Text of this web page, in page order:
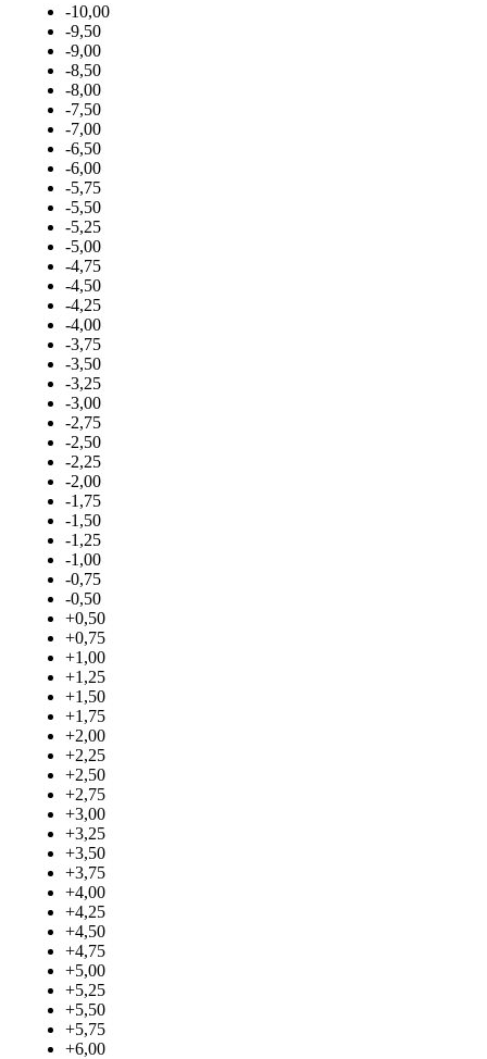
-10,00
-9,50
-9,00
-8,50
-8,00
-7,50
-7,00
-6,50
-6,00
-5,75
-5,50
-5,25
-5,00
-4,75
-4,50
-4,25
-4,00
-3,75
-3,50
-3,25
-3,00
-2,75
-2,50
-2,25
-2,00
-1,75
-1,50
-1,25
-1,00
-0,75
-0,50
+0,50
+0,75
+1,00
+1,25
+1,50
+1,75
+2,00
+2,25
+2,50
+2,75
+3,00
+3,25
+3,50
+3,75
+4,00
+4,25
+4,50
+4,75
+5,00
+5,25
+5,50
+5,75
+6,00